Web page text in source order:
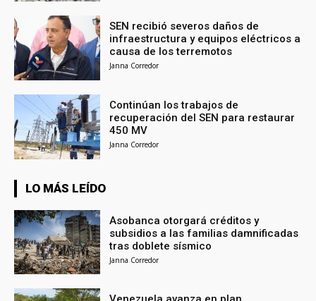
SEN recibió severos daños de
infraestructura y equipos eléctricos a
causa de los terremotos
Janna Corredor
Continúan los trabajos de
recuperación del SEN para restaurar
450 MV
Janna Corredor
LO MÁS LEÍDO
Asobanca otorgará créditos y
subsidios a las familias damnificadas
tras doblete sísmico
Janna Corredor